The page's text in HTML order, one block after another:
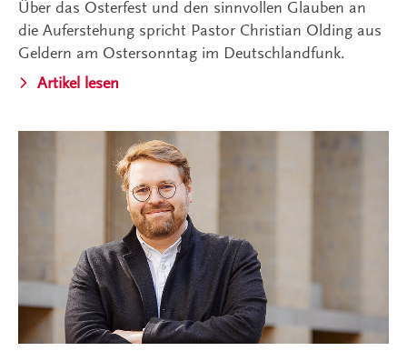
Über das Osterfest und den sinnvollen Glauben an
die Auferstehung spricht Pastor Christian Olding aus
Geldern am Ostersonntag im Deutschlandfunk.
Artikel lesen